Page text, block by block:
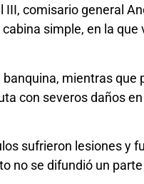
comisario general
simple, en la
mientras
con severos daños
sufrieron lesiones y
no se difundió un